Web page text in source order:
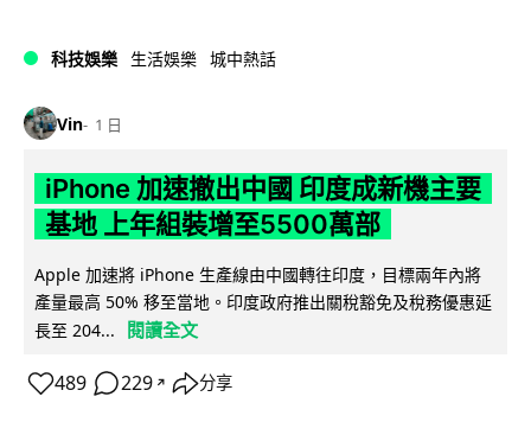
科技娛樂 生活娛樂 城中熱話
Vin 1 日
iPhone 加速撤出中國 印度成新機主要
基地 上年組裝增至5500萬部
Apple 加速將 iPhone 生產線由中國轉往印度，目標兩年內將
產量最高 50% 移至當地。印度政府推出關稅豁免及稅務優惠延
長至 204...
閱讀全文
489 229 ↗ 分享